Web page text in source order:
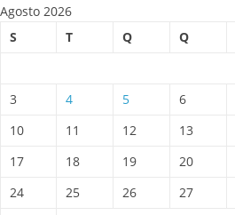
Agosto 2026
S
T Q Q
3
4 5 6
10
11 12 13
17
18 19 20
24
25 26 27